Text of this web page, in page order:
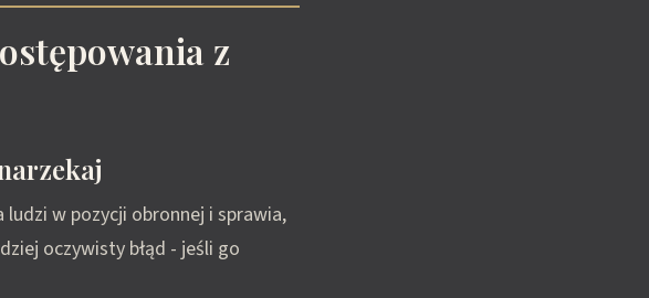
z
w pozycji obronnej i sprawia,
oczywisty błąd - jeśli go